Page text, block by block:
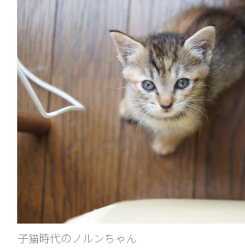
子猫時代のノルンちゃん